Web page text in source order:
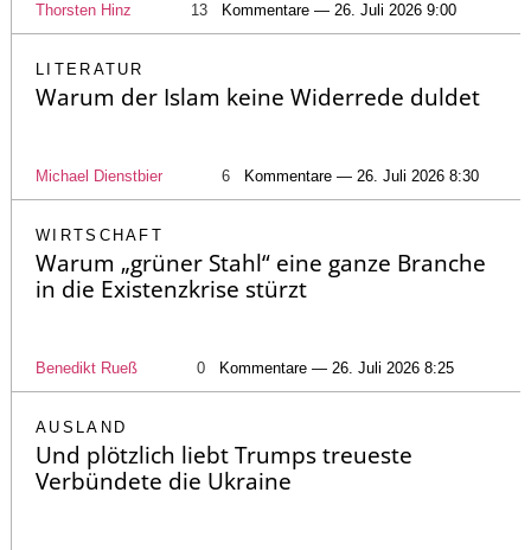
Thorsten Hinz 13 Kommentare — 26. Juli 2026 9:00
LITERATUR
Warum der Islam keine Widerrede duldet
Michael Dienstbier 6 Kommentare — 26. Juli 2026 8:30
WIRTSCHAFT
Warum „grüner Stahl“ eine ganze Branche
in die Existenzkrise stürzt
Benedikt Rueß 0 Kommentare — 26. Juli 2026 8:25
AUSLAND
Und plötzlich liebt Trumps treueste
Verbündete die Ukraine